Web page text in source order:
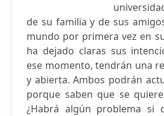
de su familia y de sus
mundo por primera vez en
ha dejado claras sus
ese momento, tendrán una
y abierta. Ambos podrán
porque saben que se
¿Habrá algún problema si